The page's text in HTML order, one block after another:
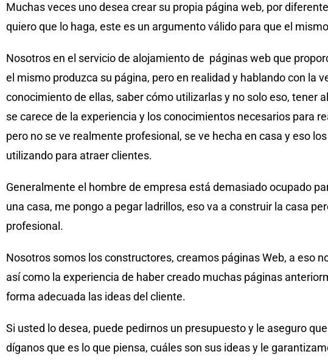
Muchas veces uno desea crear su propia página web, por
quiero que lo haga, este es un argumento válido para que el
Nosotros en el servicio de alojamiento de páginas web que
el mismo produzca su página, pero en realidad y hablando con la
conocimiento de ellas, saber cómo utilizarlas y no solo eso, tener
se carece de la experiencia y los conocimientos necesarios para
pero no se ve realmente profesional, se ve hecha en casa y eso
utilizando para atraer clientes.
Generalmente el hombre de empresa está demasiado ocupado
una casa, me pongo a pegar ladrillos, eso va a construir la casa
profesional.
Nosotros somos los constructores, creamos páginas Web, a eso
así como la experiencia de haber creado muchas páginas
forma adecuada las ideas del cliente.
Si usted lo desea, puede pedirnos un presupuesto y le aseguro
díganos que es lo que piensa, cuáles son sus ideas y le